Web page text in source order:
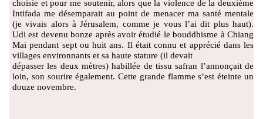
choisie et pour me soutenir, alors que la violence de la deuxième
Intifada me désemparait au point de menacer ma santé mentale
(je vivais alors à Jérusalem, comme je vous l’ai dit plus haut).
Udi est devenu bonze après avoir étudié le bouddhisme à Chiang
Mai pendant sept ou huit ans. Il était connu et apprécié dans les
villages environnants et sa haute stature (il devait
dépasser les deux mètres) habillée de tissu safran l’annonçait de
loin, son sourire également. Cette grande flamme s’est éteinte un
douze novembre.